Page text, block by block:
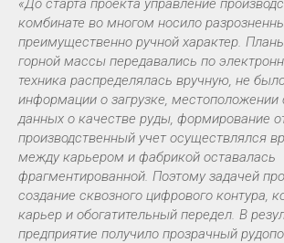
«До старта проекта управление
комбинате во многом носило
преимущественно ручной характер.
горной массы передавались по
техника распределялась вручную, не
информации о загрузке,
данных о качестве руды, формирование
производственный учет осуществлялся
между карьером и фабрикой оставалась
фрагментированной. Поэтому задачей
создание сквозного цифрового контура,
карьер и обогатительный передел. В
предприятие получило прозрачный